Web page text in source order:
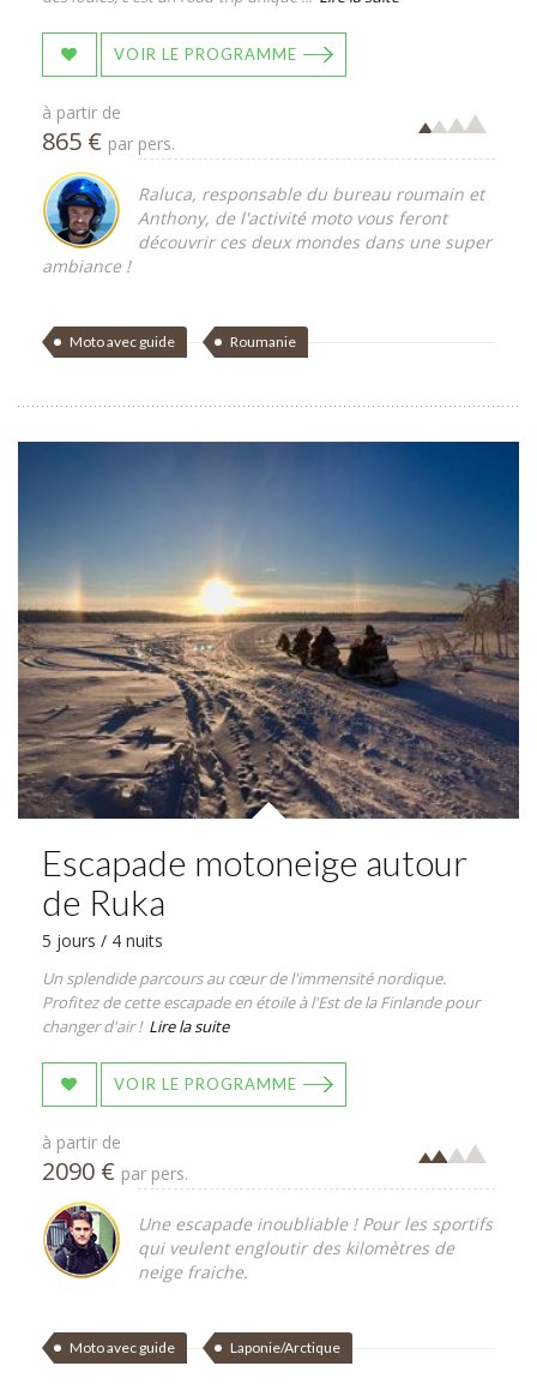
VOIR LE PROGRAMME
à partir de
865 € par pers.
Raluca, responsable du bureau roumain et
Anthony, de l'activité moto vous feront
découvrir ces deux mondes dans une super
ambiance !
Moto avec guide Roumanie
Escapade motoneige autour
de Ruka
5 jours / 4 nuits
Un splendide parcours au cœur de l'immensité nordique.
Profitez de cette escapade en étoile à l'Est de la Finlande pour
changer d'air ! Lire la suite
VOIR LE PROGRAMME
à partir de
2090 € par pers.
Une escapade inoubliable ! Pour les sportifs
qui veulent engloutir des kilomètres de
neige fraiche.
Moto avec guide Laponie/Arctique